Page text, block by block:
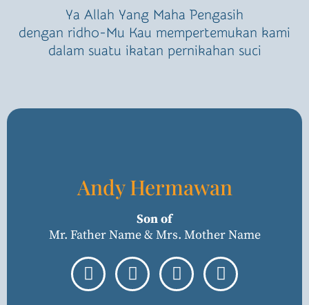
Ya Allah Yang Maha Pengasih
dengan ridho-Mu Kau mempertemukan kami
dalam suatu ikatan pernikahan suci
Andy Hermawan
Son of
Mr. Father Name & Mrs. Mother Name